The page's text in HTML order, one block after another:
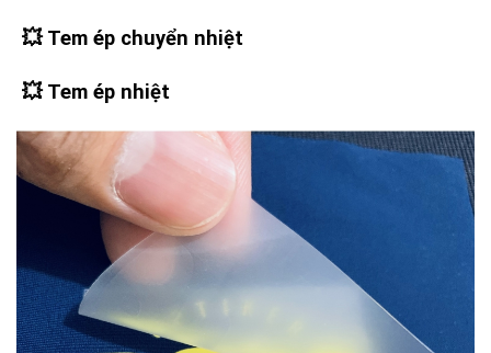
💥Tem ép chuyển nhiệt
💥Tem ép nhiệt